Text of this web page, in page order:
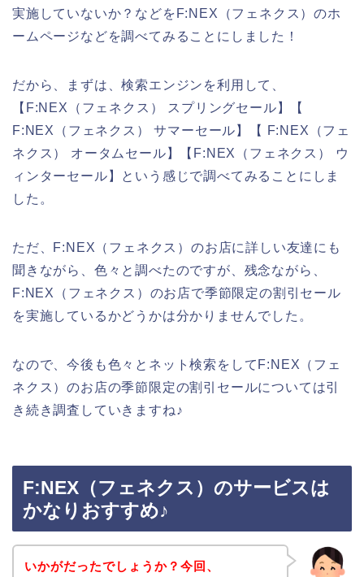
実施していないか？などをF:NEX（フェネクス）のホ
ームページなどを調べてみることにしました！
だから、まずは、検索エンジンを利用して、
【F:NEX（フェネクス） スプリングセール】【
F:NEX（フェネクス） サマーセール】【 F:NEX（フェ
ネクス） オータムセール】【F:NEX（フェネクス） ウ
ィンターセール】という感じで調べてみることにしま
した。
ただ、F:NEX（フェネクス）のお店に詳しい友達にも
聞きながら、色々と調べたのですが、残念ながら、
F:NEX（フェネクス）のお店で季節限定の割引セール
を実施しているかどうかは分かりませんでした。
なので、今後も色々とネット検索をしてF:NEX（フェ
ネクス）のお店の季節限定の割引セールについては引
き続き調査していきますね♪
F:NEX（フェネクス）のサービスは
かなりおすすめ♪
いかがだったでしょうか？今回、